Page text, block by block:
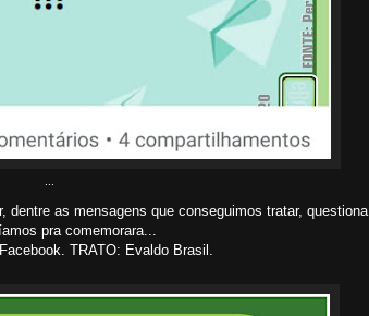
dentre as mensagens que conseguimos tratar, questiona
pra comemorara..
TRATO: Evaldo Brasil.